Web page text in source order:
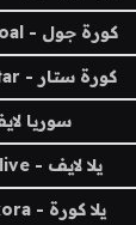
كورة جول - kora goal
كورة ستار - kora star
سوريا
يلا لايف - yalla live
يلا كورة - yallakora